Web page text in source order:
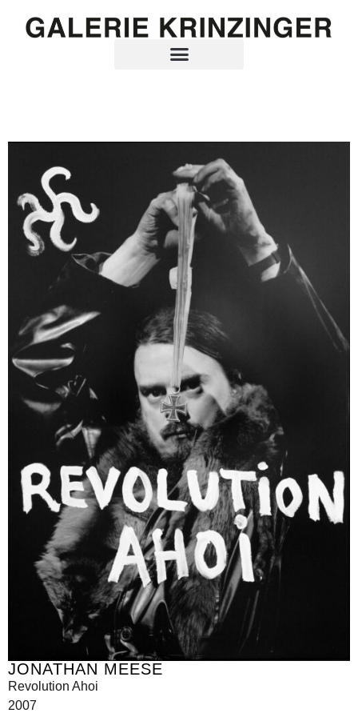
JONATHAN MEESE
Revolution Ahoi
2007